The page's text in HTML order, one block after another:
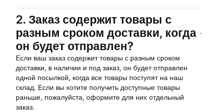
2. Заказ содержит товары с
разным сроком доставки, когда
он будет отправлен?
Если ваш заказ содержит товары с разным сроком
доставки, в наличии и под заказ, он будет отправлен
одной посылкой, когда все товары поступят на наш
склад. Если вы хотите получить доступные товары
раньше, пожалуйста, оформите для них отдельный
заказ.